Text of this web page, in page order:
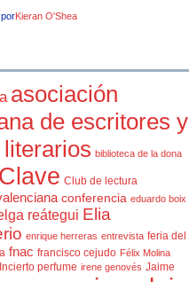
Kieran O'Shea
asociación
de escritores y
biblioteca de la dona
Clave Club de lectura
conferencia eduardo boix
reátegui Elia
enrique herreras entrevista feria del
fnac francisco cejudo Félix Molina
Incierto perfume irene genovés Jaime